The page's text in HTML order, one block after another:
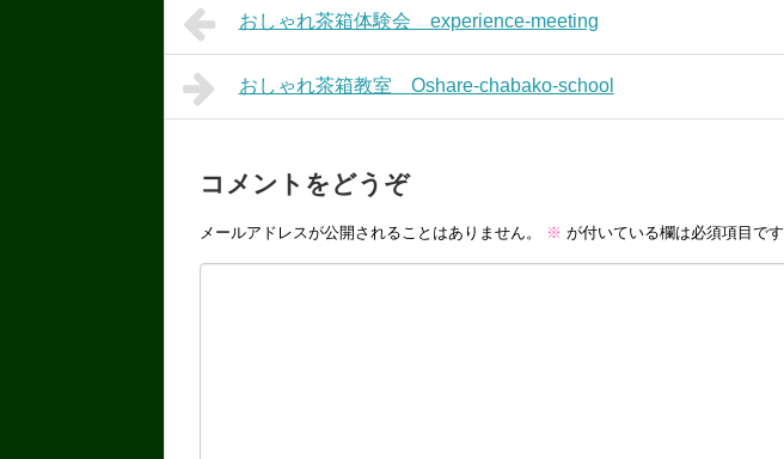
おしゃれ茶箱体験会 experience-meeting
おしゃれ茶箱教室 Oshare-chabako-school
コメントをどうぞ
メールアドレスが公開されることはありません。 ※ が付いている欄は必須項目です